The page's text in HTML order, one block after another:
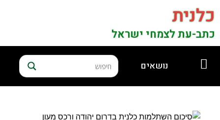
כלנית
כתב-עת לצמחי ישראל
נושאים